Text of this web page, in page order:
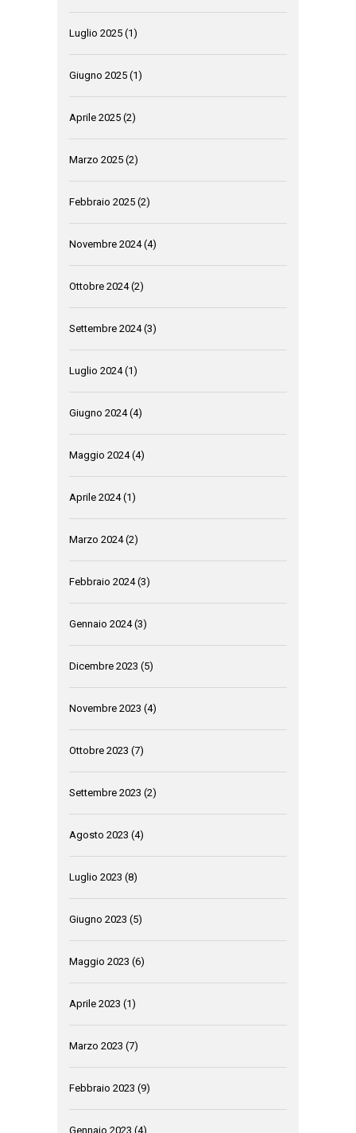
Luglio 2025 (1)
Giugno 2025 (1)
Aprile 2025 (2)
Marzo 2025 (2)
Febbraio 2025 (2)
Novembre 2024(4)
Ottobre 2024(2)
Settembre 2024(3)
Luglio 2024(1)
Giugno 2024(4)
Maggio 2024(4)
Aprile 2024(1)
Marzo 2024(2)
Febbraio 2024(3)
Gennaio 2024(3)
Dicembre 2023 (5)
Novembre 2023 (4)
Ottobre 2023 (7)
Settembre 2023 (2)
Agosto 2023 (4)
Luglio 2023 (8)
Giugno 2023 (5)
Maggio 2023 (6)
Aprile 2023 (1)
Marzo 2023 (7)
Febbraio 2023 (9)
Gennaio 2023 (4)